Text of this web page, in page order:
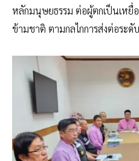
หลักมนุษยธรรม ต่อผู้ตกเป็นเหยื่
ข้ามชาติ ตามกลไกการส่งต่อระดั